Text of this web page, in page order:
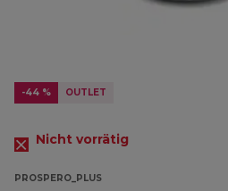
-44 % OUTLET
Nicht vorrätig
PROSPERO_PLUS